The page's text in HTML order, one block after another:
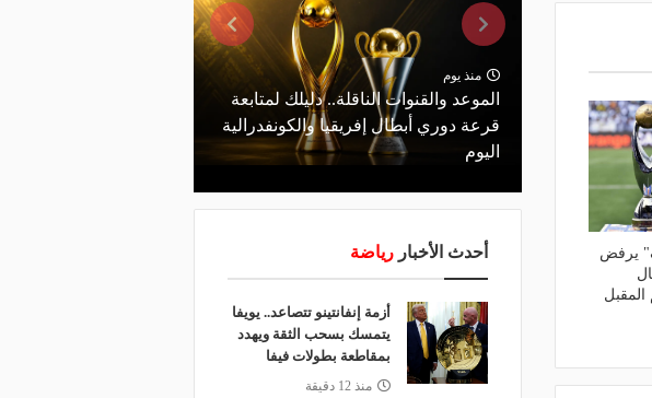
يرفض
المقبل
منذ يوم
الموعد والقنوات الناقلة.. دليلك لمتابعة
قرعة دوري أبطال إفريقيا والكونفدرالية
اليوم
مهمة سهلة
دور الـ 32
أحدث الأخبار رياضة
أزمة إنفانتينو تتصاعد.. يويفا
يتمسك بسحب الثقة ويهدد
بمقاطعة بطولات فيفا
منذ 12 دقيقة